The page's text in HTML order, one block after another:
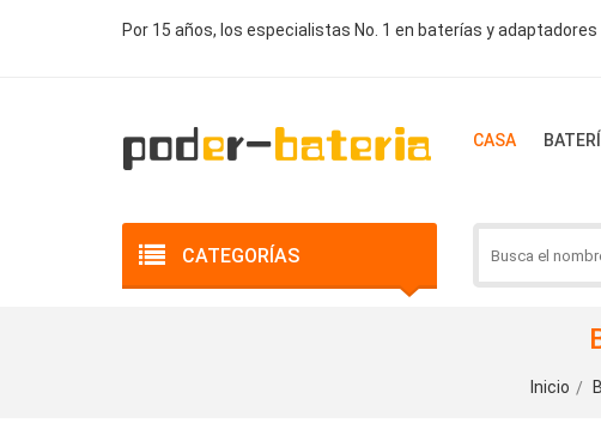
Por 15 años, los especialistas No. 1 en baterías y adaptadores
CASA
CATEGORÍAS
Inicio